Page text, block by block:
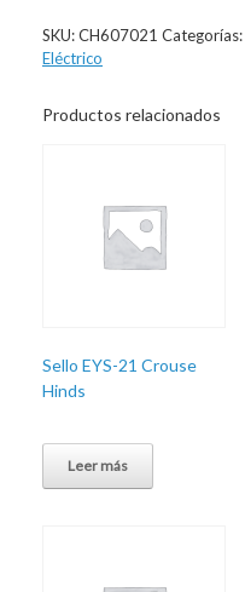
SKU:CH607021 Categorías:
Eléctrico
Productos relacionados
Sello EYS-21 Crouse
Hinds
Leer más